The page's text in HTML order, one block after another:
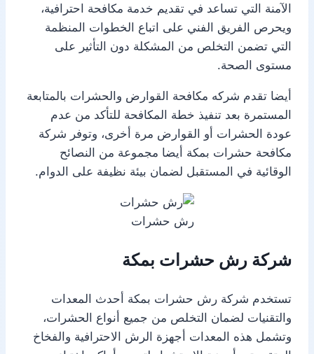
الآمنة التي تساعد في تقديم خدمة مكافحة احترافية،
ويحرص الفريق الفني على اتباع الخطوات المنظمة
التي تضمن التخلص من المشكلة دون التأثير على
مستوى الصحة.
أيضا تقدم شركه مكافحة القوارض والحشرات بالمتابعة
المستمرة بعد تنفيذ خطة المكافحة للتأكد من عدم
عودة الحشرات أو القوارض مرة أخرى، وتوفر شركة
مكافحة حشرات بمكة أيضا مجموعة من النصائح
الوقائية في المستقبل لضمان بيئة نظيفة على الدوام.
رش حشرات
شركة رش حشرات بمكة
تستخدم شركة رش حشرات بمكة أحدث المعدات
والتقنيات لضمان التخلص من جميع أنواع الحشرات،
وتشمل هذه المعدات أجهزة الرش الاحترافية والفخاخ